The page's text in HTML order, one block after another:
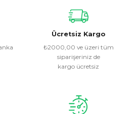
noktaları öneri formunu
teşekkür ederiz.
veya görüntülenemiyor.
daha pahalı.
Ücretsiz Kargo
₺2000,00 ve üzeri tüm
siparişeriniz de
kargo ücretsiz